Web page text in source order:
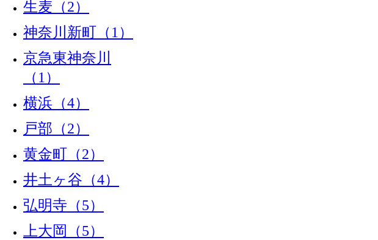
生麦（2）
神奈川新町（1）
京急東神奈川
（1）
横浜（4）
戸部（2）
黄金町（2）
井土ヶ谷（4）
弘明寺（5）
上大岡（5）